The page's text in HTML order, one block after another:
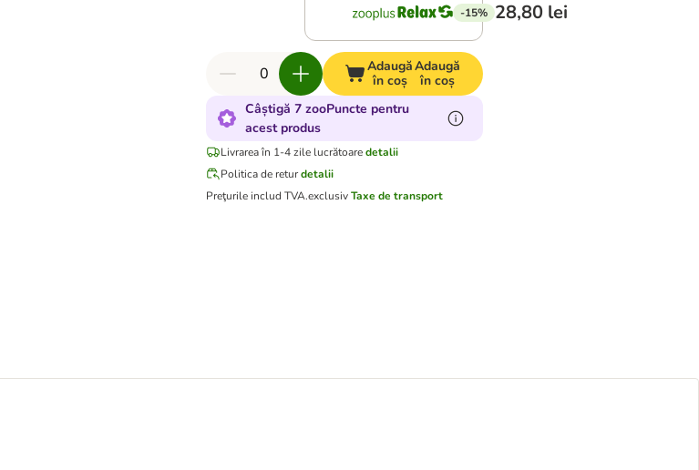
-15% 28,80 lei
Adaugă
în coș
Adaugă
în coș
Câștigă 7 zooPuncte pentru
acest produs
Livrarea în 1-4 zile lucrătoare detalii
Politica de retur detalii
Preţurile includ TVA.exclusivTaxe de transport